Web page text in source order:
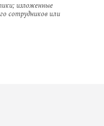
изложенные
сотрудников или